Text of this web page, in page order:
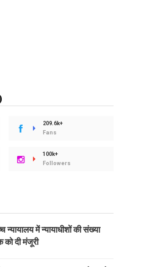
209.6k+
Fans
100k+
Followers
न्यायालय में न्यायाधीशों की संख्या
को दी मंजूरी